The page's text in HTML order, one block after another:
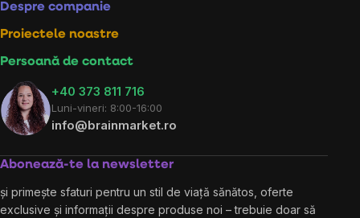
Despre companie
Proiectele noastre
Persoană de contact
+40 373 811 716
Luni-vineri: 8:00-16:00
info@brainmarket.ro
Abonează-te la newsletter
și primește sfaturi pentru un stil de viață sănătos, oferte
exclusive și informații despre produse noi – trebuie doar să